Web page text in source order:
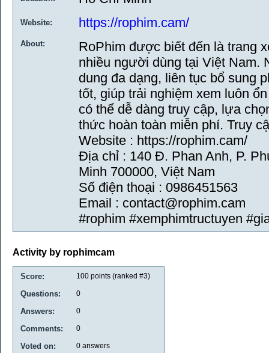
Website: https://rophim.cam/
About:
RoPhim được biết đến là trang
nhiều người dùng tại Việt Nam.
dung đa dạng, liên tục bổ sung
tốt, giúp trải nghiệm xem luôn
có thể dễ dàng truy cập, lựa
thức hoàn toàn miễn phí. Truy
Website : https://rophim.cam/
Địa chỉ : 140 Đ. Phan Anh, P.
Minh 700000, Việt Nam
Số điện thoại : 0986451563
Email : contact@rophim.cam
#rophim #xemphimtructuyen
Activity by rophimcam
Score: 100 points (ranked #3)
Questions: 0
Answers: 0
Comments: 0
Voted on: 0 answers